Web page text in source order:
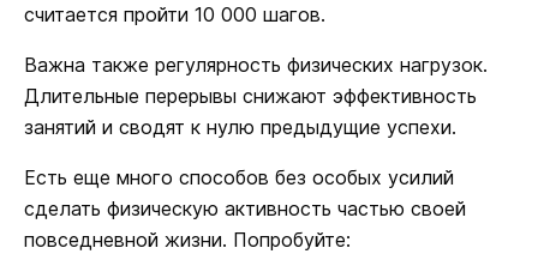
считается пройти 10 000 шагов.
Важна также регулярность физических нагрузок.
Длительные перерывы снижают эффективность
занятий и сводят к нулю предыдущие успехи.
Есть еще много способов без особых усилий
сделать физическую активность частью своей
повседневной жизни. Попробуйте: